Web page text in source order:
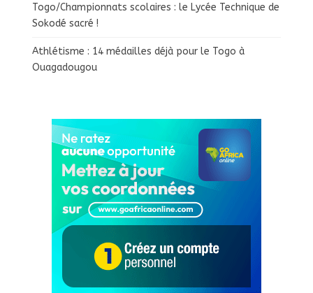
Togo/Championnats scolaires : le Lycée Technique de
Sokodé sacré !
Athlétisme : 14 médailles déjà pour le Togo à
Ouagadougou